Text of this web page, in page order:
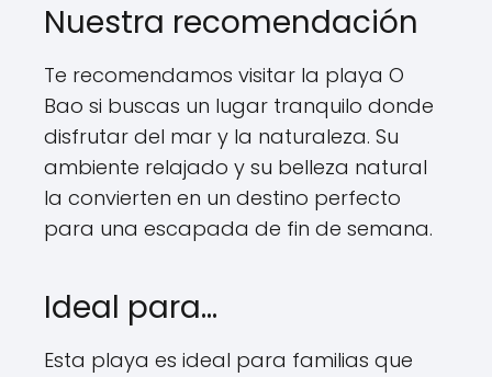
Nuestra recomendación
Te recomendamos visitar la playa O
Bao si buscas un lugar tranquilo donde
disfrutar del mar y la naturaleza. Su
ambiente relajado y su belleza natural
la convierten en un destino perfecto
para una escapada de fin de semana.
Ideal para…
Esta playa es ideal para familias que